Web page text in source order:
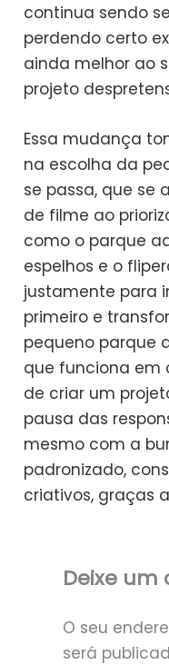
continua sendo
perdendo certo
ainda melhor ao
projeto
Essa mudança
na escolha da
se passa, que se
de filme ao
como o parque
espelhos e o
justamente para
primeiro e
pequeno parque
que funciona em
de criar um
pausa das
mesmo com a
padronizado,
criativos, graças
Deixe
O seu
será